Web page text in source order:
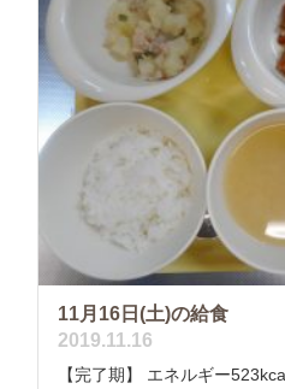
11月16日(土)の給食
2019.11.16
【完了期】 エネルギー